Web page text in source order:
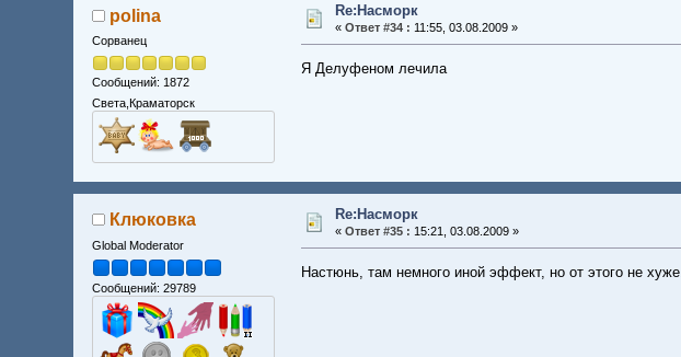
polina
Сорванец
Сообщений: 1872
Света,Краматорск
Re:Насморк
« Ответ #34 : 11:55, 03.08.2009 »
Я Делуфеном лечила
Клюковка
Global Moderator
Сообщений: 29789
Re:Насморк
« Ответ #35 : 15:21, 03.08.2009 »
Настюнь, там немного иной эффект, но от этого не хуже.